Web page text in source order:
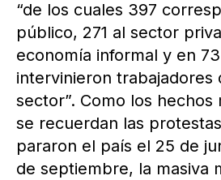
“de los cuales 397
público, 271 al sector
economía informal y en
intervinieron trabajadores
sector”. Como los hechos
se recuerdan las
pararon el país el 25 de
de septiembre, la masiva